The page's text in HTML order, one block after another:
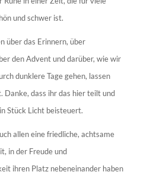
und schwer ist.
über das Erinnern, über
den Advent und darüber, wie wir
dunklere Tage gehen, lassen
Danke, dass ihr das hier teilt und
Stück Licht beisteuert.
allen eine friedliche, achtsame
in der Freude und
ihren Platz nebeneinander haben